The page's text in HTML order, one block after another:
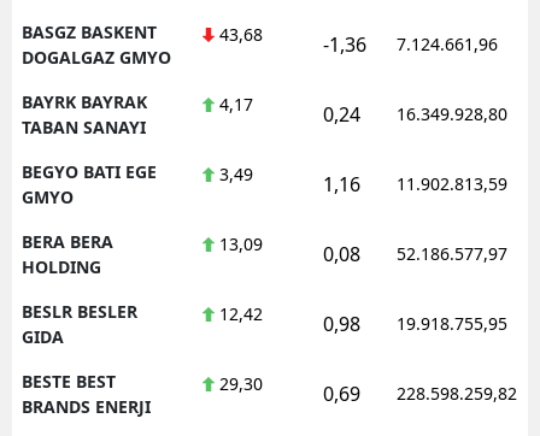
BASGZ BASKENT
DOGALGAZ GMYO
43,68 -1,36 7.124.661,96
BAYRK BAYRAK
TABAN SANAYI
4,17 0,24 16.349.928,80
BEGYO BATI EGE
GMYO
3,49 1,16 11.902.813,59
BERA BERA
HOLDING
13,09 0,08 52.186.577,97
BESLR BESLER
GIDA
12,42 0,98 19.918.755,95
BESTE BEST
BRANDS ENERJI
29,30 0,69 228.598.259,82